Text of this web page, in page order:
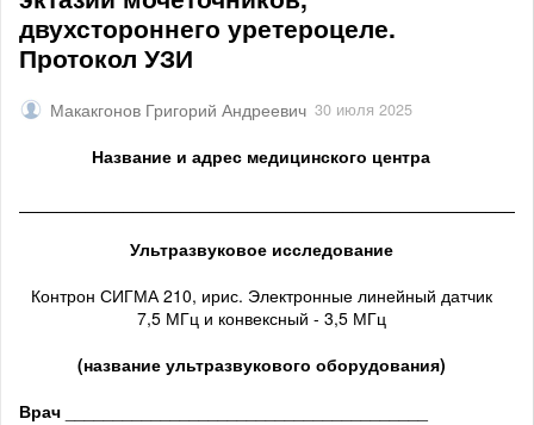
двухстороннего уретероцеле.
Протокол УЗИ
Макакгонов Григорий Андреевич 30 июля 2025
Название и адрес медицинского центра
Ультразвуковое исследование
Контрон СИГМА 210, ирис. Электронные линейный датчик
7,5 МГц и конвексный - 3,5 МГц
(название ультразвукового оборудования)
Врач